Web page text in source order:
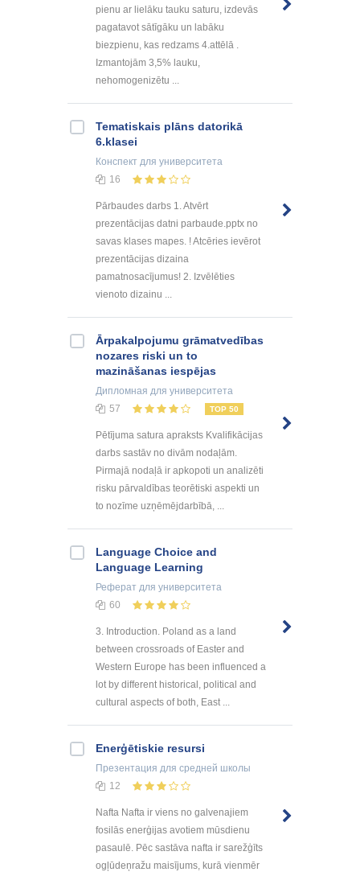
pienu ar lielāku tauku saturu, izdevās
pagatavot sātīgāku un labāku
biezpienu, kas redzams 4.attēlā .
Izmantojām 3,5% lauku,
nehomogenizētu ...
Tematiskais plāns datorikā
6.klasei
Конспект для университета
16
Pārbaudes darbs 1. Atvērt
prezentācijas datni parbaude.pptx no
savas klases mapes. ! Atcēries ievērot
prezentācijas dizaina
pamatnosacījumus! 2. Izvēlēties
vienoto dizainu ...
Ārpakalpojumu grāmatvedības
nozares riski un to
mazināšanas iespējas
Дипломная для университета
57
TOP 50
Pētījuma satura apraksts Kvalifikācijas
darbs sastāv no divām nodaļām.
Pirmajā nodaļā ir apkopoti un analizēti
risku pārvaldības teorētiski aspekti un
to nozīme uzņēmējdarbībā, ...
Language Choice and
Language Learning
Реферат для университета
60
3. Introduction. Poland as a land
between crossroads of Easter and
Western Europe has been influenced a
lot by different historical, political and
cultural aspects of both, East ...
Enerģētiskie resursi
Презентация для средней школы
12
Nafta Nafta ir viens no galvenajiem
fosilās enerģijas avotiem mūsdienu
pasaulē. Pēc sastāva nafta ir sarežģīts
ogļūdeņražu maisījums, kurā vienmēr